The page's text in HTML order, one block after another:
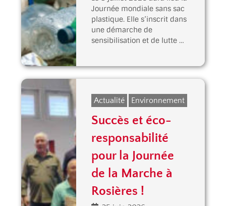
Journée mondiale sans sac
plastique. Elle s’inscrit dans
une démarche de
sensibilisation et de lutte …
Actualité Environnement
Succès et éco-
responsabilité
pour la Journée
de la Marche à
Rosières !